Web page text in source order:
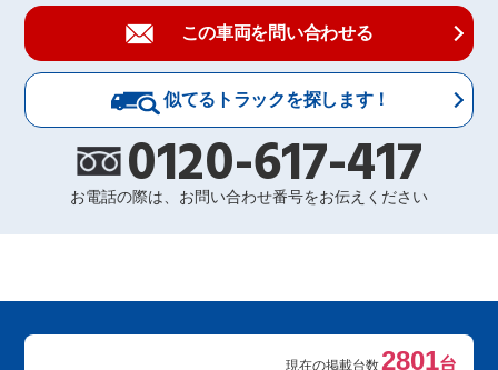
この車両を問い合わせる
似てるトラックを探します！
0120-617-417
お電話の際は、お問い合わせ番号をお伝えください
現在の掲載台数2801台